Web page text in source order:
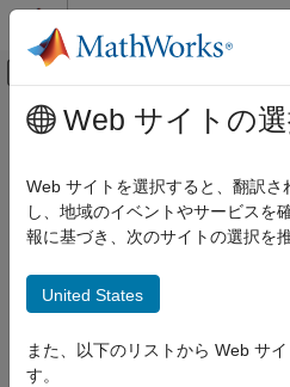
コンテンツへスキップ
オフキャンバス
ドキュメンテーションのホーム
Simscape
Foundation ブロック ライブラリ
カテゴリ
電気要素
電気センサー
メインコンテンツ
電気要素
インダクタ、ダイオード、コン
このライブラリには、電気ドメ
Simscape ブロック
Capacitor
電気
Web サイトの
Web サイトを選択すると、翻訳さ
し、地域のイベントやサービスを
報に基づき、次のサイトの選択を
United States
また、以下のリストから Web サ
す。